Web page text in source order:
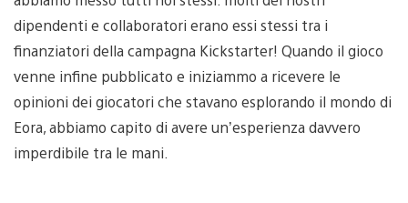
dipendenti e collaboratori erano essi stessi tra i
finanziatori della campagna Kickstarter! Quando il gioco
venne infine pubblicato e iniziammo a ricevere le
opinioni dei giocatori che stavano esplorando il mondo di
Eora, abbiamo capito di avere un’esperienza davvero
imperdibile tra le mani.